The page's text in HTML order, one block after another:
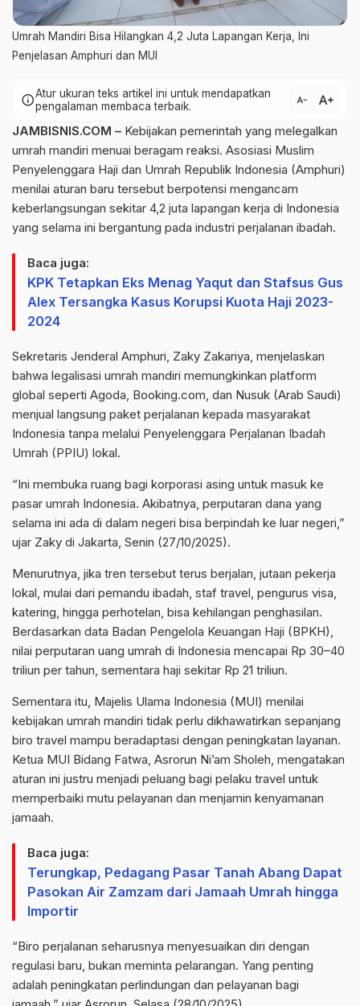
Umrah Mandiri Bisa Hilangkan 4,2 Juta Lapangan Kerja, Ini
Penjelasan Amphuri dan MUI
infoAtur ukuran teks artikel ini untuk mendapatkan
pengalaman membaca terbaik.
text_decrease text_increase
JAMBISNIS.COM – Kebijakan pemerintah yang melegalkan
umrah mandiri menuai beragam reaksi. Asosiasi Muslim
Penyelenggara Haji dan Umrah Republik Indonesia (Amphuri)
menilai aturan baru tersebut berpotensi mengancam
keberlangsungan sekitar 4,2 juta lapangan kerja di Indonesia
yang selama ini bergantung pada industri perjalanan ibadah.
Baca juga:
KPK Tetapkan Eks Menag Yaqut dan Stafsus Gus
Alex Tersangka Kasus Korupsi Kuota Haji 2023-
2024
Sekretaris Jenderal Amphuri, Zaky Zakariya, menjelaskan
bahwa legalisasi umrah mandiri memungkinkan platform
global seperti Agoda, Booking.com, dan Nusuk (Arab Saudi)
menjual langsung paket perjalanan kepada masyarakat
Indonesia tanpa melalui Penyelenggara Perjalanan Ibadah
Umrah (PPIU) lokal.
“Ini membuka ruang bagi korporasi asing untuk masuk ke
pasar umrah Indonesia. Akibatnya, perputaran dana yang
selama ini ada di dalam negeri bisa berpindah ke luar negeri,”
ujar Zaky di Jakarta, Senin (27/10/2025).
Menurutnya, jika tren tersebut terus berjalan, jutaan pekerja
lokal, mulai dari pemandu ibadah, staf travel, pengurus visa,
katering, hingga perhotelan, bisa kehilangan penghasilan.
Berdasarkan data Badan Pengelola Keuangan Haji (BPKH),
nilai perputaran uang umrah di Indonesia mencapai Rp 30–40
triliun per tahun, sementara haji sekitar Rp 21 triliun.
Sementara itu, Majelis Ulama Indonesia (MUI) menilai
kebijakan umrah mandiri tidak perlu dikhawatirkan sepanjang
biro travel mampu beradaptasi dengan peningkatan layanan.
Ketua MUI Bidang Fatwa, Asrorun Ni’am Sholeh, mengatakan
aturan ini justru menjadi peluang bagi pelaku travel untuk
memperbaiki mutu pelayanan dan menjamin kenyamanan
jamaah.
Baca juga:
Terungkap, Pedagang Pasar Tanah Abang Dapat
Pasokan Air Zamzam dari Jamaah Umrah hingga
Importir
“Biro perjalanan seharusnya menyesuaikan diri dengan
regulasi baru, bukan meminta pelarangan. Yang penting
adalah peningkatan perlindungan dan pelayanan bagi